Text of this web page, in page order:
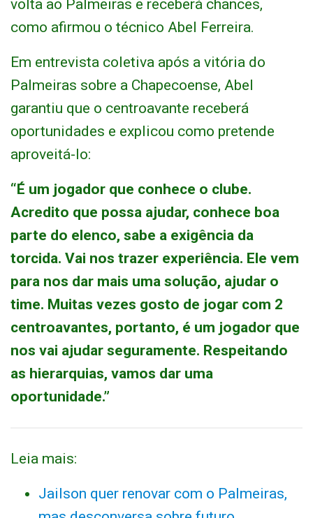
volta ao Palmeiras e receberá chances,
como afirmou o técnico Abel Ferreira.
Em entrevista coletiva após a vitória do
Palmeiras sobre a Chapecoense, Abel
garantiu que o centroavante receberá
oportunidades e explicou como pretende
aproveitá-lo:
“É um jogador que conhece o clube.
Acredito que possa ajudar, conhece boa
parte do elenco, sabe a exigência da
torcida. Vai nos trazer experiência. Ele vem
para nos dar mais uma solução, ajudar o
time. Muitas vezes gosto de jogar com 2
centroavantes, portanto, é um jogador que
nos vai ajudar seguramente. Respeitando
as hierarquias, vamos dar uma
oportunidade.”
Leia mais:
Jailson quer renovar com o Palmeiras,